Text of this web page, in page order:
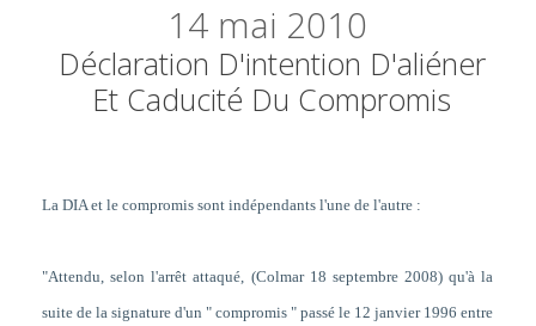
14 mai 2010
Déclaration D'intention D'aliéner
Et Caducité Du Compromis
La DIA et le compromis sont indépendants l'une de l'autre :
"Attendu, selon l'arrêt attaqué, (Colmar 18 septembre 2008) qu'à la
suite de la signature d'un " compromis " passé le 12 janvier 1996 entre